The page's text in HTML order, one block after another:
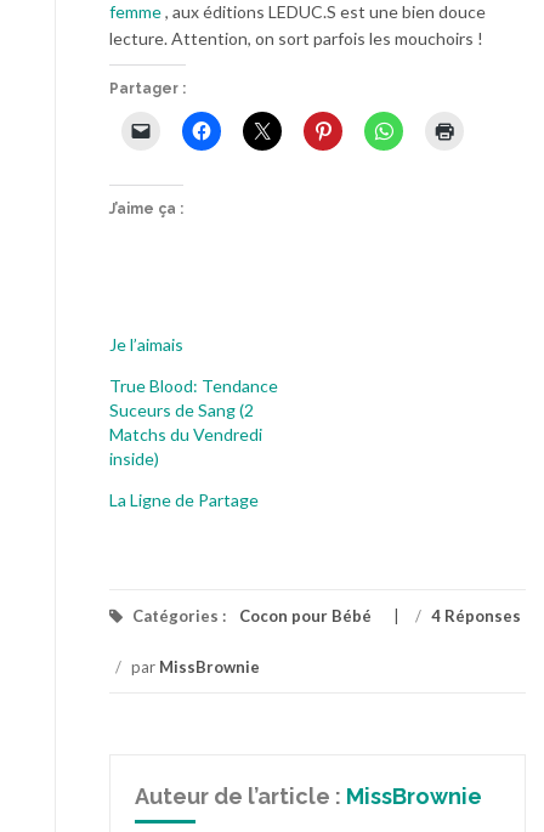
femme, aux éditions LEDUC.S est une bien douce
lecture. Attention, on sort parfois les mouchoirs !
Partager :
J’aime ça :
Je l’aimais
True Blood: Tendance
Suceurs de Sang (2
Matchs du Vendredi
inside)
La Ligne de Partage
Catégories : Cocon pour Bébé / 4 Réponses
/ par MissBrownie
Auteur de l’article : MissBrownie